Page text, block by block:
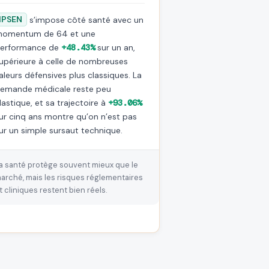
s’impose côté santé avec un
de 64 et une
de +48.43%sur un an,
à celle de nombreuses
défensives plus classiques. La
médicale reste peu
et sa trajectoire à +93.06%
cinq ans montre qu’on n’est pas
un simple sursaut technique.
santé protège souvent mieux que le
mais les risques réglementaires
cliniques restent bien réels.